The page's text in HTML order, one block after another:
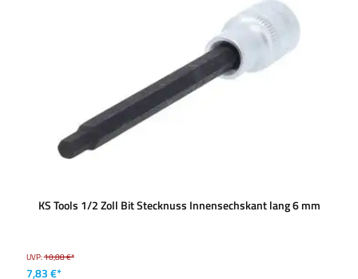
KS Tools 1/2 Zoll Bit Stecknuss Innensechskant lang 6 mm
UVP:10,88 €*
7,83 €*